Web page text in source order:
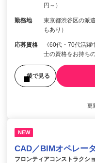
円～）
勤務地
東京都渋谷区の派
もあり）
応募資格
《60代・70代活
士の資格をお持ち
後で見る
更
NEW
CAD／BIMオペレー
フロンティアコンストラクシ